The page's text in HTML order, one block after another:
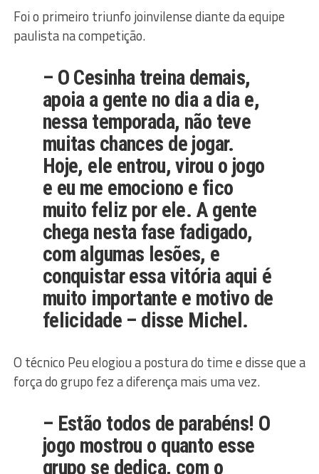
Foi o primeiro triunfo joinvilense diante da equipe
paulista na competição.
– O Cesinha treina demais,
apoia a gente no dia a dia e,
nessa temporada, não teve
muitas chances de jogar.
Hoje, ele entrou, virou o jogo
e eu me emociono e fico
muito feliz por ele. A gente
chega nesta fase fadigado,
com algumas lesões, e
conquistar essa vitória aqui é
muito importante e motivo de
felicidade – disse Michel.
O técnico Peu elogiou a postura do time e disse que a
força do grupo fez a diferença mais uma vez.
– Estão todos de parabéns! O
jogo mostrou o quanto esse
grupo se dedica, com o